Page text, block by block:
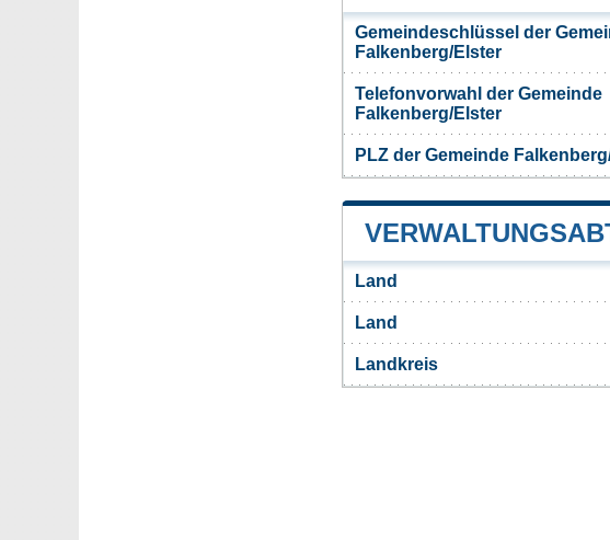
Gemeindeschlüssel der
Falkenberg/Elster
Telefonvorwahl der Gemeinde
Falkenberg/Elster
PLZ der Gemeinde
Land
Land
Landkreis